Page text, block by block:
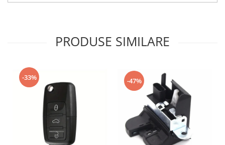
PRODUSE SIMILARE
-33% -47%